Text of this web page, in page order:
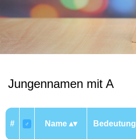
Jungennamen mit A
# ♂ Name Bedeutung